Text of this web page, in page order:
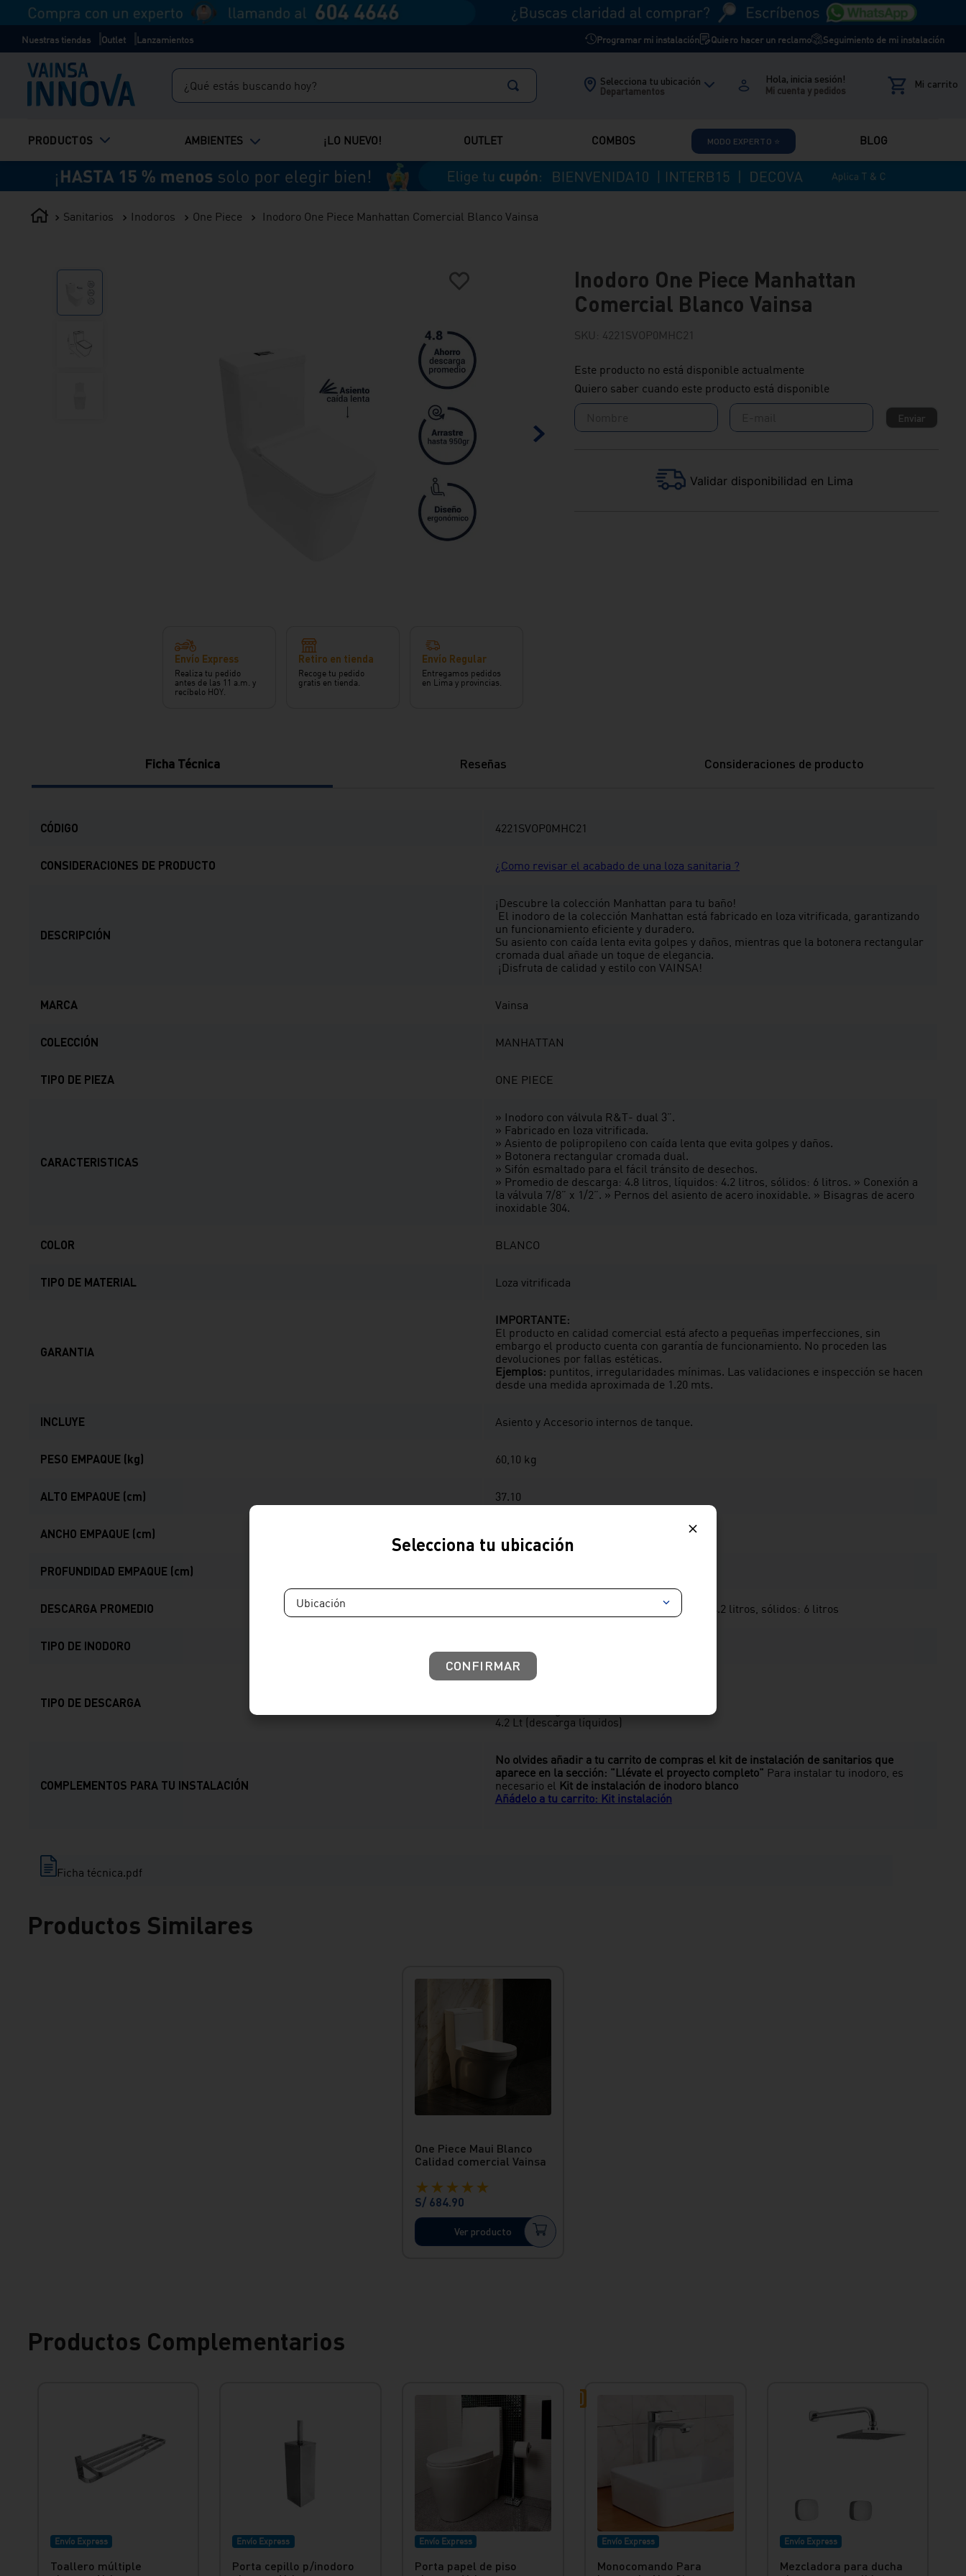
Nuestras tiendas Outlet Lanzamientos Programar mi instalación Quiero hacer un reclamo Seguimiento de mi instalación
¿Qué estás buscando hoy? Selecciona tu ubicación
Departamentos
Hola, inicia sesión!
PRODUCTOS AMBIENTES ¡LO NUEVO! OUTLET COMBOS MODO EXPERTO ⭐ BLOG
Sanitarios Inodoros One Piece Inodoro One Piece Manhattan Comercial Blanco Vainsa
Envío Express
Realiza tu pedido
antes de las 11 a.m. y
recíbelo HOY.
Retiro en tienda
Recoge tu pedido
gratis en tienda.
Envío Regular
Entregamos pedidos
en Lima y provincias.
Inodoro One Piece Manhattan
Comercial Blanco Vainsa
SKU : 4221SVOP0MHC21
Este producto no está disponible actualmente
Quiero saber cuando este producto está disponible
Enviar
Validar disponibilidad en Lima
Ficha Técnica Reseñas Consideraciones de producto
CÓDIGO 4221SVOP0MHC21
CONSIDERACIONES DE PRODUCTO ¿Como revisar el acabado de una loza sanitaria ?
DESCRIPCIÓN
¡Descubre la colección Manhattan para tu baño!⁣
⁣ El inodoro de la colección Manhattan está fabricado en loza vitrificada, garantizando
un funcionamiento eficiente y duradero.
Su asiento con caída lenta evita golpes y daños, mientras que la botonera rectangular
cromada dual añade un toque de elegancia.⁣
⁣ ¡Disfruta de calidad y estilo con VAINSA!
MARCA Vainsa
COLECCIÓN MANHATTAN
TIPO DE PIEZA ONE PIECE
CARACTERISTICAS
» Inodoro con válvula R&T- dual 3”.
» Fabricado en loza vitrificada.
» Asiento de polipropileno con caída lenta que evita golpes y daños.
» Botonera rectangular cromada dual.
» Sifón esmaltado para el fácil tránsito de desechos.
» Promedio de descarga: 4.8 litros, líquidos: 4.2 litros, sólidos: 6 litros. » Conexión a
la válvula 7/8” x 1/2”. » Pernos del asiento de acero inoxidable. » Bisagras de acero
inoxidable 304.
COLOR BLANCO
TIPO DE MATERIAL Loza vitrificada
GARANTIA
IMPORTANTE:
El producto en calidad comercial está afecto a pequeñas imperfecciones, sin
embargo el producto cuenta con garantía de funcionamiento. No proceden las
devoluciones por fallas estéticas.
Ejemplos: puntitos, irregularidades mínimas. Las validaciones e inspección se hacen
desde una medida aproximada de 1.20 mts.
INCLUYE Asiento y Accesorio internos de tanque.
PESO EMPAQUE (kg) 60,10 kg
ALTO EMPAQUE (cm) 37.10
ANCHO EMPAQUE (cm)
PROFUNDIDAD EMPAQUE (cm)
DESCARGA PROMEDIO Promedio de descarga: 4.8 litros, líquidos: 4.2 litros, sólidos: 6 litros
TIPO DE INODORO
TIPO DE DESCARGA
Descarga Dual
4.2 Lt (descarga líquidos)
COMPLEMENTOS PARA TU INSTALACIÓN
No olvides añadir a tu carrito de compras el kit de instalación de sanitarios que
aparece en la sección: "Llévate el proyecto completo" Para instalar tu inodoro, es
necesario el Kit de instalación de inodoro blanco
Añádelo a tu carrito: Kit instalación
Ficha técnica.pdf
Productos Similares
One Piece Maui Blanco
Calidad comercial Vainsa
★ ★ ★ ★ ★
S/ 684.90
Ver producto
Productos Complementarios
Envío Express
Toallero múltiple
Envío Express
Porta cepillo p/inodoro
Envío Express
Porta papel de piso
Envío Express
Monocomando Para
Envío Express
Mezcladora para ducha
Selecciona tu ubicación
Ubicación
CONFIRMAR
ducha
bali